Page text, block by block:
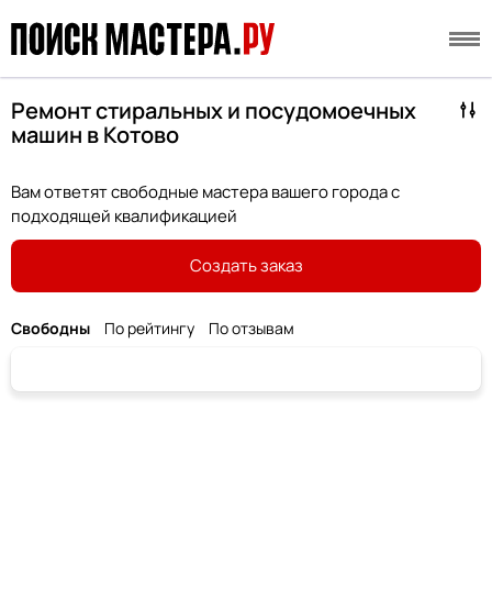
Ремонт стиральных и посудомоечных
машин в Котово
Вам ответят свободные мастера вашего города с
подходящей квалификацией
Создать заказ
Свободны По рейтингу По отзывам